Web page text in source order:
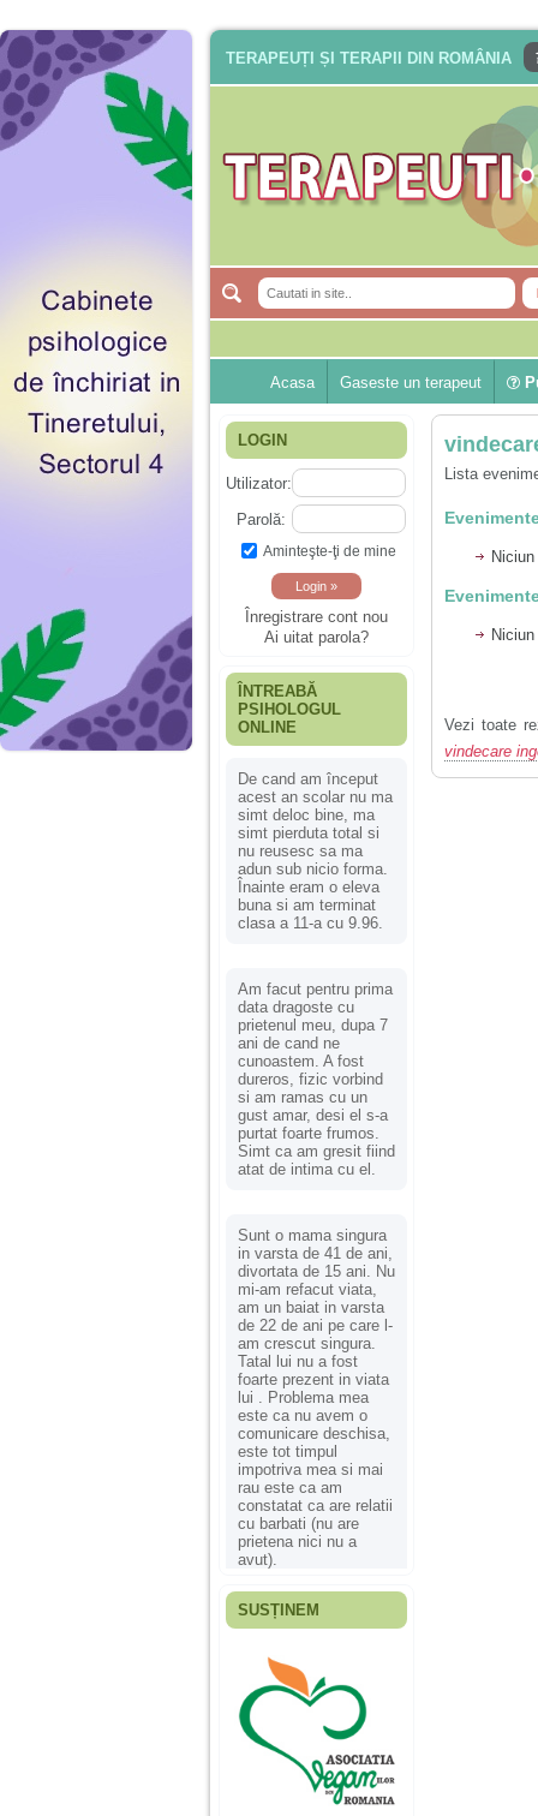
TERAPEUȚI ȘI TERAPII DIN ROMÂNIA
Acasa Gaseste un terapeut
LOGIN
Utilizator:
Parolă:
Aminteşte-ţi de mine
Înregistrare cont nou
Ai uitat parola?
ÎNTREABĂ
PSIHOLOGUL
ONLINE
De cand am început
acest an scolar nu ma
simt deloc bine, ma
simt pierduta total si
nu reusesc sa ma
adun sub nicio forma.
Înainte eram o eleva
buna si am terminat
clasa a 11-a cu 9.96.
Am facut pentru prima
data dragoste cu
prietenul meu, dupa 7
ani de cand ne
cunoastem. A fost
dureros, fizic vorbind
si am ramas cu un
gust amar, desi el s-a
purtat foarte frumos.
Simt ca am gresit fiind
atat de intima cu el.
Sunt o mama singura
in varsta de 41 de ani,
divortata de 15 ani. Nu
mi-am refacut viata,
am un baiat in varsta
de 22 de ani pe care l-
am crescut singura.
Tatal lui nu a fost
foarte prezent in viata
lui . Problema mea
este ca nu avem o
comunicare deschisa,
este tot timpul
impotriva mea si mai
rau este ca am
constatat ca are relatii
cu barbati (nu are
prietena nici nu a
avut).
Fiica mea s-a nascut
ani, privind in urma
realizez cat de multe
greseli am facut in
educatia si cresterea
ei, am fost o mama
egoista, preocupata
de implinirea
profesionala, cand ea
era mica am neglijat-
SUSȚINEM
Lista
Vezi toate
vindecare